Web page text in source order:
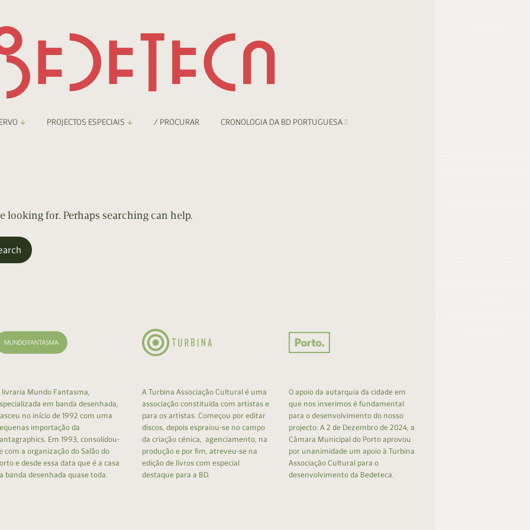
Digital
PROJECTOS ESPECIAIS / PROCURAR CRONOLOGIA DA BD PORTUGUESA
looking for. Perhaps searching can help.
livraria Mundo Fantasma,
em banda desenhada,
no início de 1992 com uma
importação da
Em 1993, consolidou-
com a organização do Salão do
e desde essa data que é a casa
banda desenhada quase toda.
A Turbina Associação Cultural é uma
associação constituída com artistas e
para os artistas. Começou por editar
discos, depois espraiou-se no campo
da criação cénica, agenciamento, na
produção e por fim, atreveu-se na
edição de livros com especial
destaque para a BD.
O apoio da autarquia da cidade em
que nos inserimos é fundamental
para o desenvolvimento do nosso
projecto: A 2 de Dezembro de 2024, a
Câmara Municipal do Porto aprovou
por unanimidade um apoio à Turbina
Associação Cultural para o
desenvolvimento da Bedeteca.